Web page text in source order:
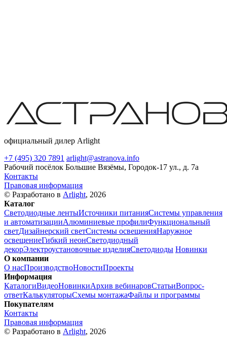
официальный дилер Arlight
+7 (495) 320 7891 arlight@astranova.info
Рабочий посёлок Большие Вязёмы, Городок-17 ул., д. 7а
Контакты
Правовая информация
© Разработано в Arlight, 2026
Каталог
Светодиодные лентыИсточники питанияСистемы управления
и автоматизацииАлюминиевые профилиФункциональный
светДизайнерский светСистемы освещенияНаружное
освещениеГибкий неонСветодиодный
декорЭлектроустановочные изделияСветодиоды Новинки
О компании
О насПроизводствоНовостиПроекты
Информация
КаталогиВидеоНовинкиАрхив вебинаровСтатьиВопрос-
ответКалькуляторыСхемы монтажаФайлы и программы
Покупателям
Контакты
Правовая информация
© Разработано в Arlight, 2026